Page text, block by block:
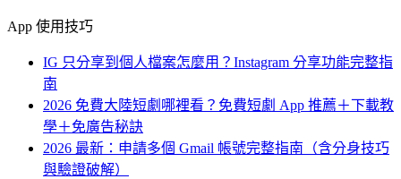
App 使用技巧
IG 只分享到個人檔案怎麼用？Instagram 分享功能完整指
南
2026 免費大陸短劇哪裡看？免費短劇 App 推薦＋下載教
學＋免廣告秘訣
2026 最新：申請多個 Gmail 帳號完整指南（含分身技巧
與驗證破解）